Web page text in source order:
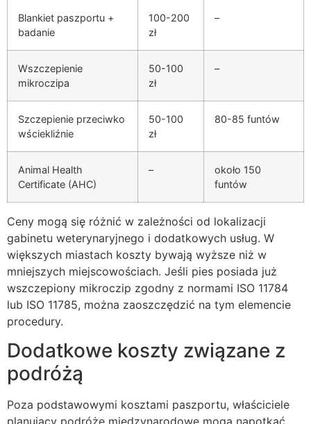
Blankiet paszportu +
badanie
100-200
zł
–
Wszczepienie
mikroczipa
50-100
zł
–
Szczepienie przeciwko
wściekliźnie
50-100
zł
80-85 funtów
Animal Health
Certificate (AHC)
–
około 150
funtów
Ceny mogą się różnić w zależności od lokalizacji
gabinetu weterynaryjnego i dodatkowych usług. W
większych miastach koszty bywają wyższe niż w
mniejszych miejscowościach. Jeśli pies posiada już
wszczepiony mikroczip zgodny z normami ISO 11784
lub ISO 11785, można zaoszczędzić na tym elemencie
procedury.
Dodatkowe koszty związane z
podróżą
Poza podstawowymi kosztami paszportu, właściciele